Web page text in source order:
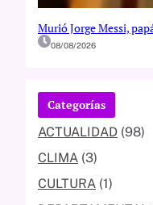
Murió Jorge Messi,
08/08/2026
Categorías
ACTUALIDAD (98)
CLIMA (3)
CULTURA (1)